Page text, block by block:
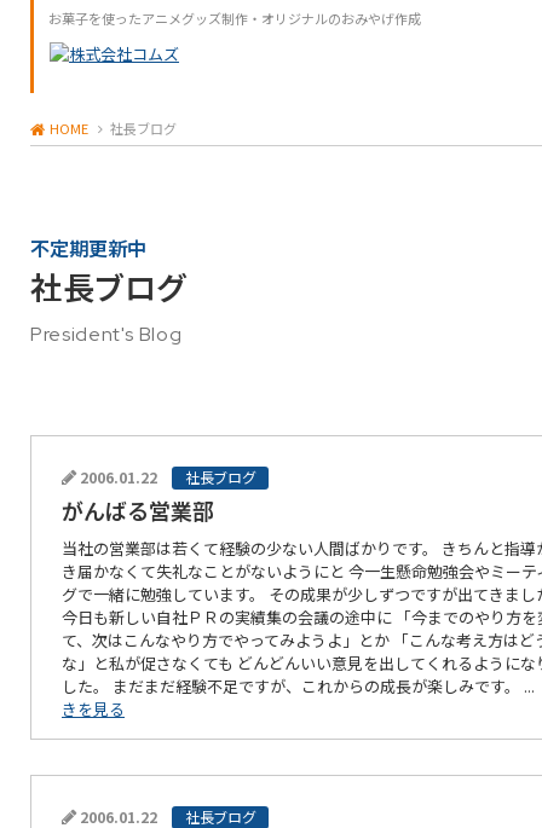
お菓子を使ったアニメグッズ制作・オリジナルのおみやげ作成
HOME 社長ブログ
不定期更新中
社長ブログ
President's Blog
2006.01.22 社長ブログ
がんばる営業部
当社の営業部は若くて経験の少ない人間ばかりです。 きちんと指導
き届かなくて失礼なことがないようにと 今一生懸命勉強会やミーテ
グで一緒に勉強しています。 その成果が少しずつですが出てきまし
今日も新しい自社ＰＲの実績集の会議の途中に 「今までのやり方を
て、次はこんなやり方でやってみようよ」とか 「こんな考え方はど
な」と私が促さなくても どんどんいい意見を出してくれるようにな
した。 まだまだ経験不足ですが、これからの成長が楽しみです。
きを見る
2006.01.22 社長ブログ